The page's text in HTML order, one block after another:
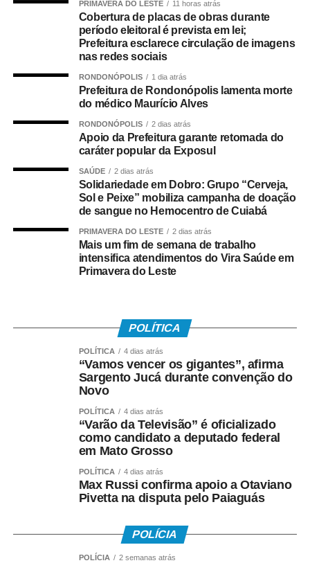
• 499.509 são servidores públicos, inscritos no Programa
de Formação do Patrimônio do Servidor Público (Pasep),
pagos pelo Banco do Brasil, com total de cerca de R$
600 milhões.
Quem tem direito ao Abono
Salarial
Tem direito ao benefício o trabalhador que:
• Está inscrito no Pis/Pasep há pelo menos cinco anos;
• Trabalhou com carteira assinada por no mínimo 30 dias
• Recebeu remuneração média mensal de até R$ 2.766
• Teve os dados corretamente informados pelo
empregador no e-Social.
Instituído pela Lei nº 7.998/90, o abono salarial pode
chegar até a um salário mínimo, proporcional ao
período trabalhado. Os recursos vêm do Fundo de
Amparo ao Trabalhador (FAT), com a habilitação feita
pelo Ministério do Trabalho e Emprego.
Como o pagamento é feito
Para trabalhadores da iniciativa privada (PIS)
• A Caixa Econômica Federal realiza o pagamento
prioritariamente por:
PRIMAVERA DO LESTE 11 horas atrás
Cobertura de placas de obras durante
período eleitoral é prevista em lei;
Prefeitura esclarece circulação de imagens
nas redes sociais
RONDONÓPOLIS 1 dia atrás
Prefeitura de Rondonópolis lamenta morte
do médico Maurício Alves
RONDONÓPOLIS 2 dias atrás
Apoio da Prefeitura garante retomada do
caráter popular da Exposul
SAÚDE 2 dias atrás
Solidariedade em Dobro: Grupo “Cerveja,
Sol e Peixe” mobiliza campanha de doação
de sangue no Hemocentro de Cuiabá
PRIMAVERA DO LESTE 2 dias atrás
Mais um fim de semana de trabalho
intensifica atendimentos do Vira Saúde em
Primavera do Leste
POLÍTICA
POLÍTICA 4 dias atrás
“Vamos vencer os gigantes”, afirma
Sargento Jucá durante convenção do
Novo
POLÍTICA 4 dias atrás
“Varão da Televisão” é oficializado
como candidato a deputado federal
em Mato Grosso
POLÍTICA 4 dias atrás
Max Russi confirma apoio a Otaviano
Pivetta na disputa pelo Paiaguás
POLÍCIA
POLÍCIA 2 semanas atrás